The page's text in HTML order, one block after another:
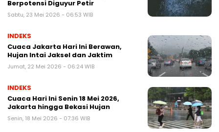
Berpotensi Diguyur Petir
Sabtu, 23 Mei 2026 - 06:53 WIB
INDEKS
Cuaca Jakarta Hari Ini Berawan,
Hujan Intai Jaksel dan Jaktim
Jumat, 22 Mei 2026 - 06:24 WIB
INDEKS
Cuaca Hari Ini Senin 18 Mei 2026,
Jakarta hingga Bekasi Hujan
Senin, 18 Mei 2026 - 07:36 WIB